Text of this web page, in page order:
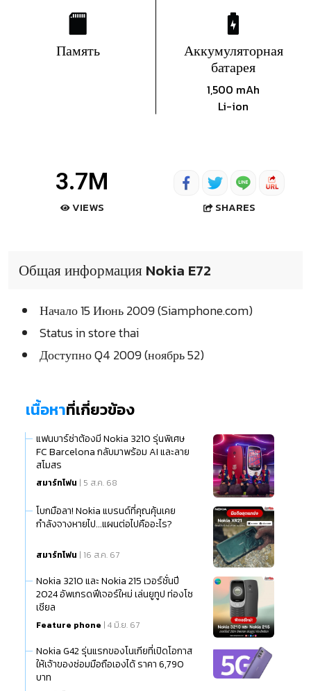
Память
Аккумуляторная
батарея
1,500 mAh
Li-ion
3.7M
VIEWS SHARES
Общая информация Nokia E72
Начало 15 Июнь 2009 (Siamphone.com)
Status in store thai
Доступно Q4 2009 (ноябрь 52)
เนื้อหาที่เกี่ยวข้อง
แฟนบาร์ซ่าต้องมี Nokia 3210 รุ่นพิเศษ
FC Barcelona กลับมาพร้อม AI และลาย
สโมสร
สมาร์ทโฟน | 5 ส.ค. 68
โบกมือลา! Nokia แบรนด์ที่คุณคุ้นเคย
กำลังจางหายไป...แผนต่อไปคืออะไร?
สมาร์ทโฟน | 16 ส.ค. 67
Nokia 3210 และ Nokia 215 เวอร์ชั่นปี
2024 อัพเกรดฟีเจอร์ใหม่ เล่นยูทูป ท่องโซ
เชียล
Feature phone | 4 มิ.ย. 67
Nokia G42 รุ่นแรกของโนเกียที่เปิดโอกาส
ให้เจ้าของซ่อมมือถือเองได้ ราคา 6,790
บาท